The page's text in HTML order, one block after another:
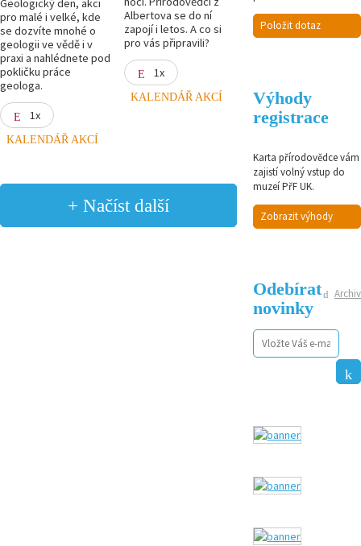
Geologický den, akci
pro malé i velké, kde
se dozvíte mnohé o
geologii ve vědě i v
praxi a nahlédnete pod
pokličku práce
geologa.
1x
KALENDÁŘ AKCÍ
Albertova se do ní
zapojí i letos. A co si
pro vás připravili?
1x
KALENDÁŘ AKCÍ
+ Načíst další
Položit dotaz
Výhody
registrace
Karta přírodovědce vám
zajistí volný vstup do
muzeí PřF UK.
Zobrazit výhody
Archiv
Odebírat
novinky